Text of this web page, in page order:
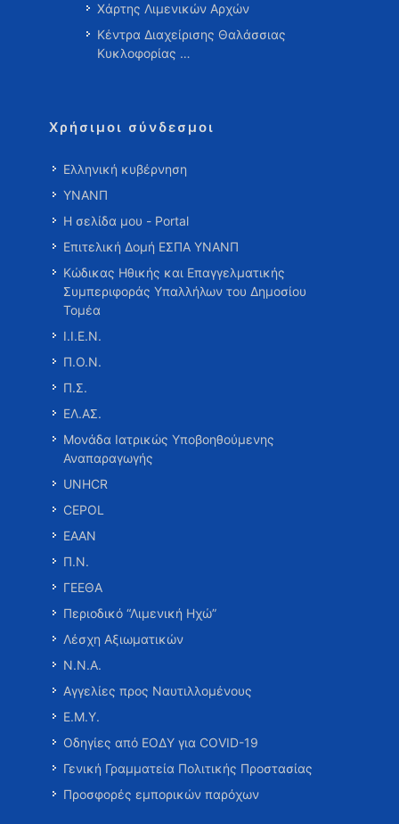
Χάρτης Λιμενικών Αρχών
Κέντρα Διαχείρισης Θαλάσσιας
Κυκλοφορίας …
Χρήσιμοι σύνδεσμοι
Ελληνική κυβέρνηση
ΥΝΑΝΠ
Η σελίδα μου - Portal
Επιτελική Δομή ΕΣΠΑ ΥΝΑΝΠ
Κώδικας Ηθικής και Επαγγελματικής
Συμπεριφοράς Υπαλλήλων του Δημοσίου
Τομέα
Ι.Ι.Ε.Ν.
Π.Ο.Ν.
Π.Σ.
ΕΛ.ΑΣ.
Μονάδα Ιατρικώς Υποβοηθούμενης
Αναπαραγωγής
UNHCR
CEPOL
ΕΑΑΝ
Π.Ν.
ΓΕΕΘΑ
Περιοδικό “Λιμενική Ηχώ”
Λέσχη Αξιωματικών
Ν.Ν.Α.
Αγγελίες προς Ναυτιλλομένους
Ε.Μ.Υ.
Οδηγίες από ΕΟΔΥ για COVID-19
Γενική Γραμματεία Πολιτικής Προστασίας
Προσφορές εμπορικών παρόχων